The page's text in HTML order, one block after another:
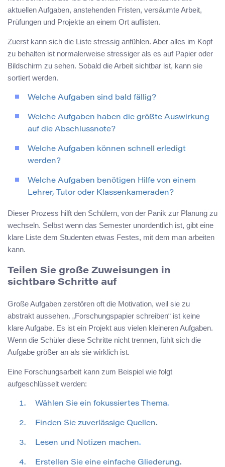
aktuellen Aufgaben, anstehenden Fristen, versäumte Arbeit,
Prüfungen und Projekte an einem Ort auflisten.
Zuerst kann sich die Liste stressig anfühlen. Aber alles im Kopf
zu behalten ist normalerweise stressiger als es auf Papier oder
Bildschirm zu sehen. Sobald die Arbeit sichtbar ist, kann sie
sortiert werden.
Welche Aufgaben sind bald fällig?
Welche Aufgaben haben die größte Auswirkung
auf die Abschlussnote?
Welche Aufgaben können schnell erledigt
werden?
Welche Aufgaben benötigen Hilfe von einem
Lehrer, Tutor oder Klassenkameraden?
Dieser Prozess hilft den Schülern, von der Panik zur Planung zu
wechseln. Selbst wenn das Semester unordentlich ist, gibt eine
klare Liste dem Studenten etwas Festes, mit dem man arbeiten
kann.
Teilen Sie große Zuweisungen in
sichtbare Schritte auf
Große Aufgaben zerstören oft die Motivation, weil sie zu
abstrakt aussehen. „Forschungspapier schreiben“ ist keine
klare Aufgabe. Es ist ein Projekt aus vielen kleineren Aufgaben.
Wenn die Schüler diese Schritte nicht trennen, fühlt sich die
Aufgabe größer an als sie wirklich ist.
Eine Forschungsarbeit kann zum Beispiel wie folgt
aufgeschlüsselt werden:
Wählen Sie ein fokussiertes Thema.
Finden Sie zuverlässige Quellen.
Lesen und Notizen machen.
Erstellen Sie eine einfache Gliederung.